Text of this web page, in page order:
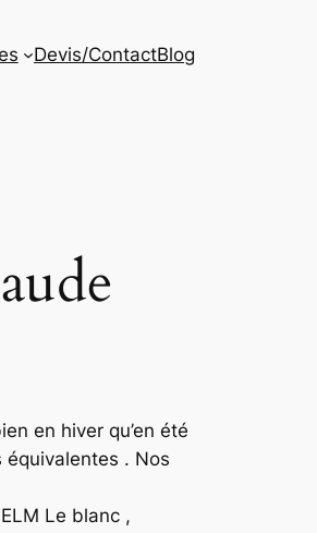
Devis/ContactBlog
en hiver qu’en été
. Nos
Le blanc ,